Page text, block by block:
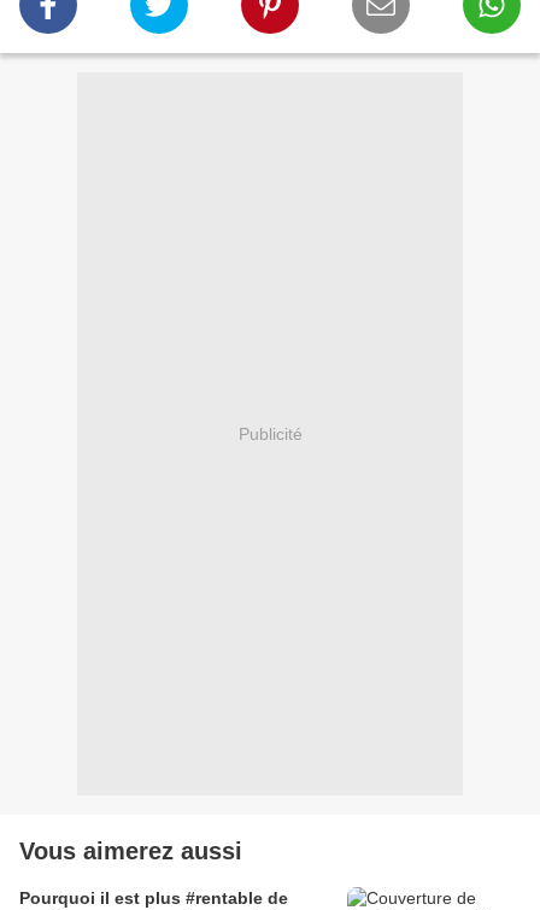
Publicité
Vous aimerez aussi
Pourquoi il est plus #rentable de